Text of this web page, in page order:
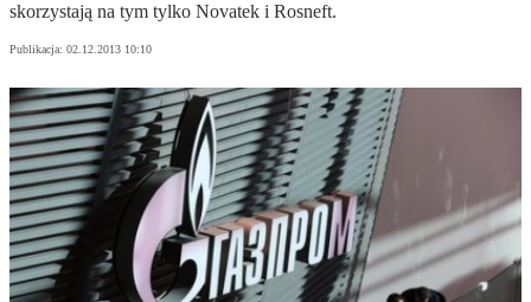
skorzystają na tym tylko Novatek i Rosneft.
Publikacja: 02.12.2013 10:10